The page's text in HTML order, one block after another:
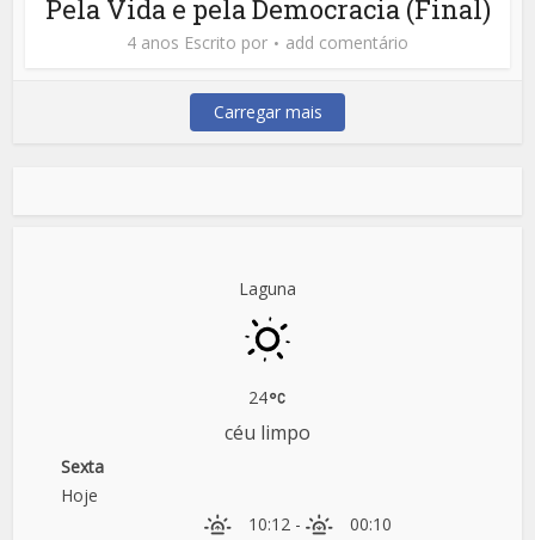
Pela Vida e pela Democracia (Final)
4 anos Escrito por add comentário
Carregar mais
Laguna
24
céu limpo
Sexta
Hoje
10:12- 00:10